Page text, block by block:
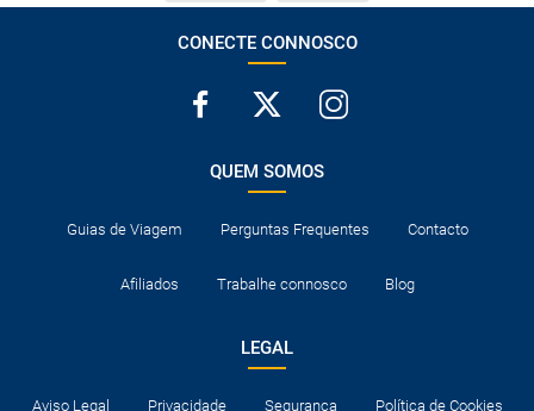
CONECTE CONNOSCO
QUEM SOMOS
Guias de Viagem Perguntas Frequentes Contacto
Afiliados Trabalhe connosco Blog
LEGAL
Aviso Legal Privacidade Segurança Política de Cookies